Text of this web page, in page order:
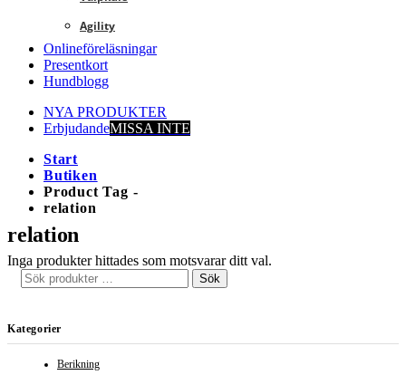
Agility
Onlineföreläsningar
Presentkort
Hundblogg
NYA PRODUKTER
ErbjudandeMISSA INTE
Start
Butiken
Product Tag -
relation
relation
Inga produkter hittades som motsvarar ditt val.
Sök
Kategorier
Berikning